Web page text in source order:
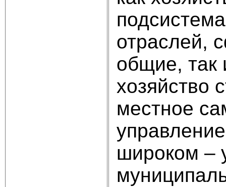
отраслей,
общие, так
хозяйство
местное
широком –